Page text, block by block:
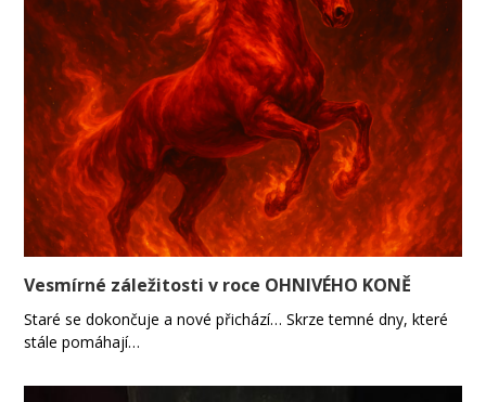
Vesmírné záležitosti v roce OHNIVÉHO KONĚ
Staré se dokončuje a nové přichází… Skrze temné dny, které
stále pomáhají…